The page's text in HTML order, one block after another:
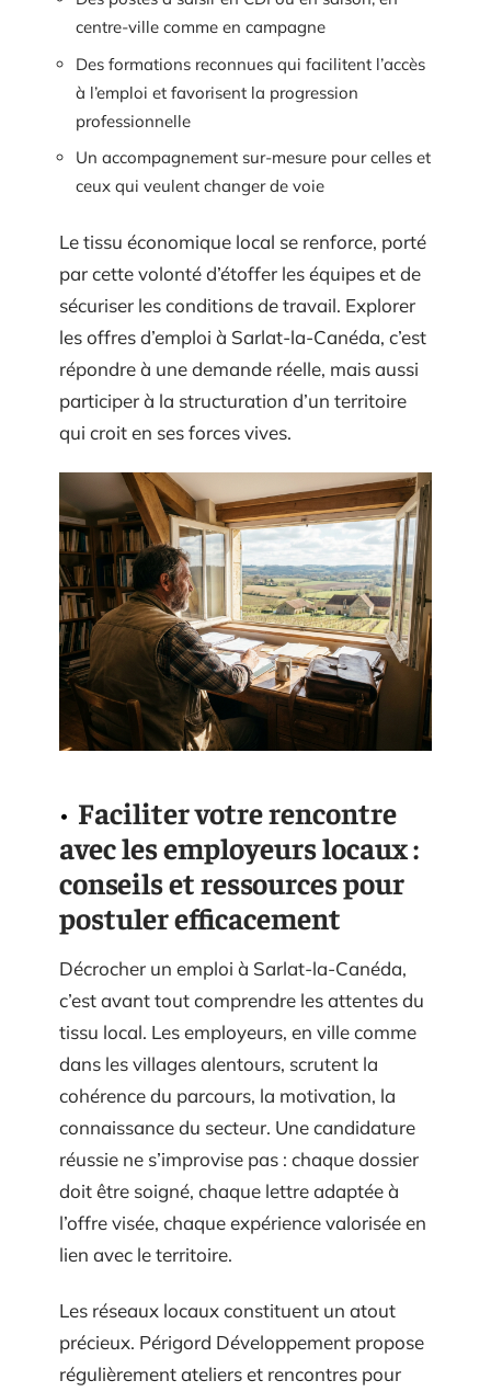
centre-ville comme en campagne
Des formations reconnues qui facilitent l’accès
à l’emploi et favorisent la progression
professionnelle
Un accompagnement sur-mesure pour celles et
ceux qui veulent changer de voie
Le tissu économique local se renforce, porté
par cette volonté d’étoffer les équipes et de
sécuriser les conditions de travail. Explorer
les offres d’emploi à Sarlat-la-Canéda, c’est
répondre à une demande réelle, mais aussi
participer à la structuration d’un territoire
qui croit en ses forces vives.
Faciliter votre rencontre
avec les employeurs locaux :
conseils et ressources pour
postuler efficacement
Décrocher un emploi à Sarlat-la-Canéda,
c’est avant tout comprendre les attentes du
tissu local. Les employeurs, en ville comme
dans les villages alentours, scrutent la
cohérence du parcours, la motivation, la
connaissance du secteur. Une candidature
réussie ne s’improvise pas : chaque dossier
doit être soigné, chaque lettre adaptée à
l’offre visée, chaque expérience valorisée en
lien avec le territoire.
Les réseaux locaux constituent un atout
précieux. Périgord Développement propose
régulièrement ateliers et rencontres pour